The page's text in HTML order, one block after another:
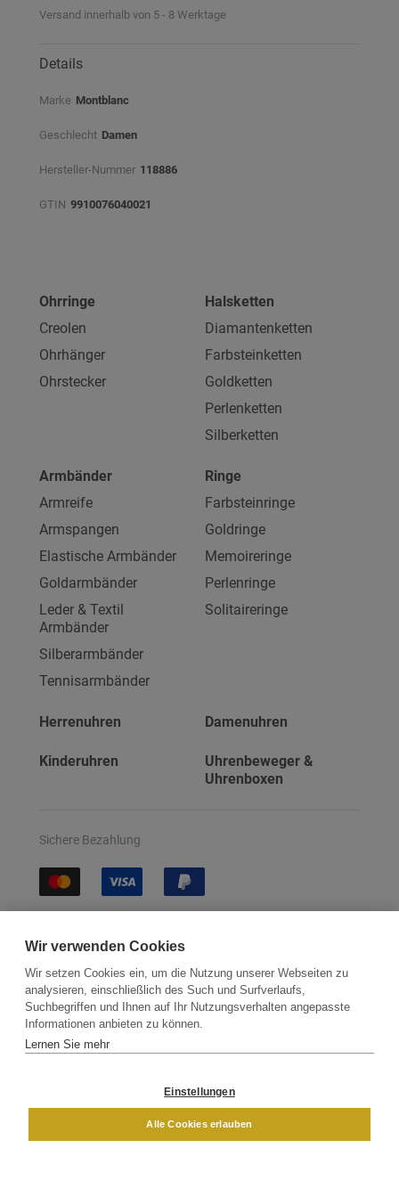
Versand innerhalb von 5 - 8 Werktage
Details
Marke Montblanc
Geschlecht Damen
Hersteller-Nummer 118886
GTIN 9910076040021
Ohrringe
Creolen
Ohrhänger
Ohrstecker
Halsketten
Diamantenketten
Farbsteinketten
Goldketten
Perlenketten
Silberketten
Armbänder
Armreife
Armspangen
Elastische Armbänder
Goldarmbänder
Leder & Textil
Armbänder
Silberarmbänder
Tennisarmbänder
Ringe
Farbsteinringe
Goldringe
Memoireringe
Perlenringe
Solitaireringe
Herrenuhren Damenuhren
Kinderuhren
Uhrenbeweger &
Uhrenboxen
Sichere Bezahlung
Kontakt Newsletter Partner
Versand
DAMEN
Wir verwenden Cookies
Wir setzen Cookies ein, um die Nutzung unserer Webseiten zu
analysieren, einschließlich des Such und Surfverlaufs,
Suchbegriffen und Ihnen auf Ihr Nutzungsverhalten angepasste
Informationen anbieten zu können.
Lernen Sie mehr
Einstellungen
Alle Cookies erlauben